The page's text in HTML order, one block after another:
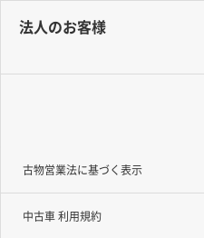
法人のお客様
古物営業法に基づく表示
中古車 利用規約